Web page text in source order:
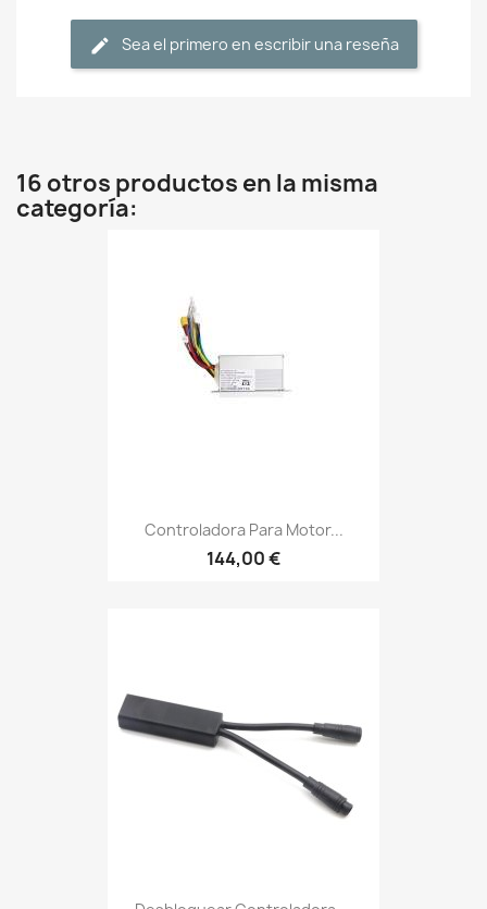
Sea el primero en escribir una reseña
16 otros productos en la misma
categoría:
Controladora Para Motor...
144,00 €